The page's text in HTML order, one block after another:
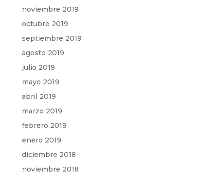
noviembre 2019
octubre 2019
septiembre 2019
agosto 2019
julio 2019
mayo 2019
abril 2019
marzo 2019
febrero 2019
enero 2019
diciembre 2018
noviembre 2018